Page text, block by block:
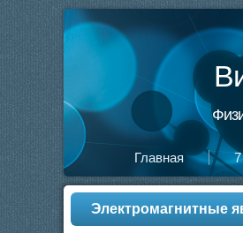
Главная
Электромагнитные